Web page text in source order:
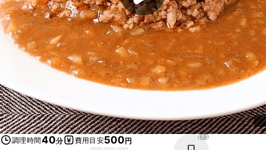
調理時間40分 費用目安500円 173